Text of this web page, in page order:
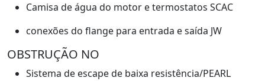
Camisa de água do motor e termostatos SCAC
conexões do flange para entrada e saída JW
OBSTRUÇÃO NO
Sistema de escape de baixa resistência/PEARL